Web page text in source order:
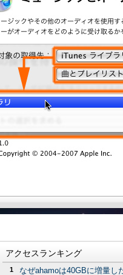
アクセスランキング
1 なぜahamoは40GBに増量し